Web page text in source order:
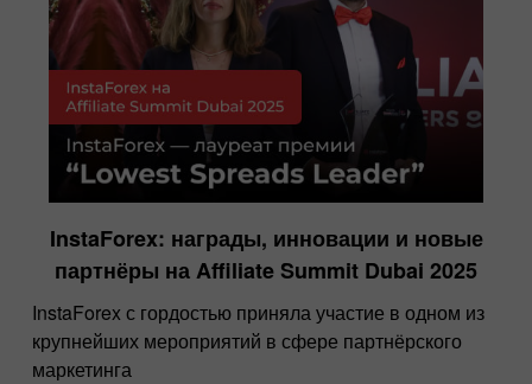
InstaForex: награды, инновации и новые
партнёры на Affiliate Summit Dubai 2025
InstaForex с гордостью приняла участие в одном из
крупнейших мероприятий в сфере партнёрского
маркетинга